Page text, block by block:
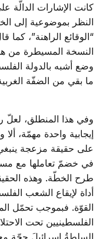
كانت الإشارات الدالّة
النظر بموضوعية إلى
“الوقائع الراهنة”،
النسخة المسيطرة من
وضع أشبه بالدولة
ما بقي من الضفّة
وفي هذا المنطلق، لعلّ
إيجابية واحدة مهمّة،
على حقيقة مزعجة ينبغي
في خضمّ تعاملها مع
طرح الخطّة. وهذه
أداة لإيقاع الشعب
القوّة. فبموجب تحمّل
الفلسطينيين تحت